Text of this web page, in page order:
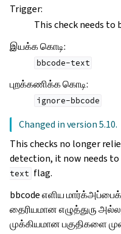
Trigger:
This check needs to
இயக்க கொடி:
bbcode-text
புறக்கணிக்க கொடி:
ignore-bbcode
Changed in version 5.10.
This checks no longer
detection, it now needs
text flag.
bbcode எளிய மார்க்அப்பைக்
தைரியமான எழுத்துரு
முக்கியமான பகுதிகளை